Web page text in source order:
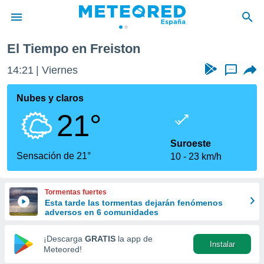
de
por
que se
calidad.
a este
las
y
forma
digital
basada
El Tiempo en Freiston
14:21 Viernes ...
Nubes y claros
21°
Sensación de 21°
Suroeste
10
23 km/h
Tormentas fuertes
Esta tarde las tormentas dejarán fenómenos
adversos en 6 comunidades
¡Descarga GRATIS la app de
Meteored!
Instalar